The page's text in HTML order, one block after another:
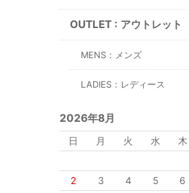
OUTLET : アウトレット
MENS：メンズ
LADIES：レディース
2026年8月
日 月 火 水 木
2
3 4 5 6